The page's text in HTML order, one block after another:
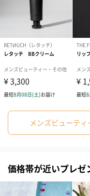
2.忙しい男性に必要な
保湿や引き締めはもちろ
ハリもカバーできる処方に
また、過度な刺激をなく
もっちりとしたクッショ
ャワーミストを、たった
メンズビューテ
価格帯が近いプレゼ